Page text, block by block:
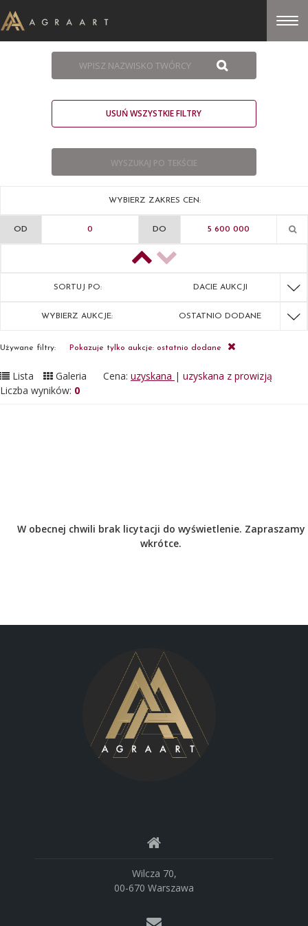
USUŃ WSZYSTKIE FILTRY
WYBIERZ ZAKRES CEN:
OD DO
SORTUJ PO: DACIE AUKCJI
WYBIERZ AUKCJE: OSTATNIO DODANE
Używane filtry: Pokazuje tylko aukcje: ostatnio dodane
Lista Galeria Cena: uzyskana | uzyskana z prowizją
Liczba wyników: 0
W obecnej chwili brak licytacji do wyświetlenie. Zapraszamy
wkrótce.
Wilcza 70,
00-670 Warszawa